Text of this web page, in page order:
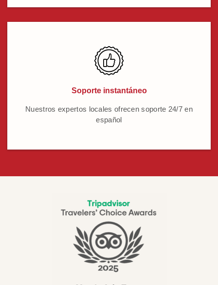
Soporte instantáneo
Nuestros expertos locales ofrecen soporte 24/7 en
español